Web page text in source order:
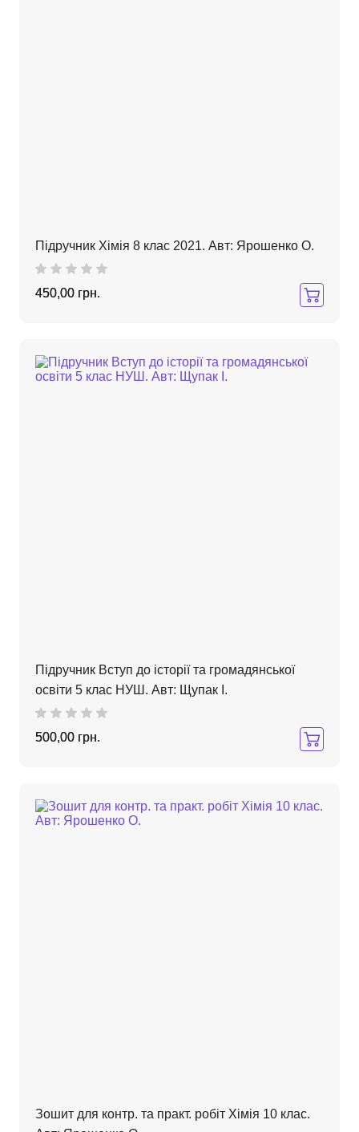
Підручник Хімія 8 клас 2021. Авт: Ярошенко О.
450,00 грн.
Підручник Вступ до історії та громадянської
освіти 5 клас НУШ. Авт: Щупак І.
500,00 грн.
Зошит для контр. та практ. робіт Хімія 10 клас.